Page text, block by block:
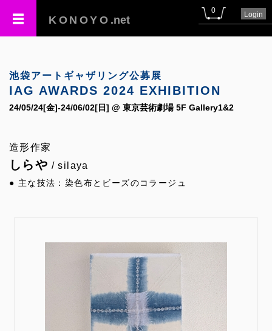
KONOYO .net
0 Login
池袋アートギャザリング公募展
IAG AWARDS 2024 EXHIBITION
24/05/24[金]-24/06/02[日] @ 東京芸術劇場 5F Gallery1&2
造形作家
しらや / silaya
● 主な技法：染色布とビーズのコラージュ